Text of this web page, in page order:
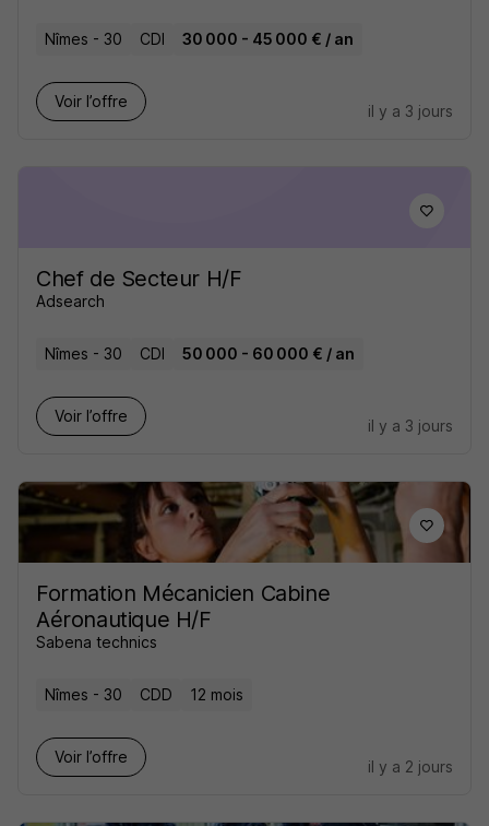
Nîmes - 30 CDI 30 000 - 45 000 € / an
Voir l’offre
il y a 3 jours
Chef de Secteur H/F
Adsearch
Nîmes - 30 CDI 50 000 - 60 000 € / an
Voir l’offre
il y a 3 jours
Formation Mécanicien Cabine
Aéronautique H/F
Sabena technics
Nîmes - 30 CDD 12 mois
Voir l’offre
il y a 2 jours